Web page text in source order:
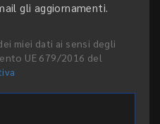
gli aggiornamenti.
miei dati ai sensi degli
UE 679/2016 del